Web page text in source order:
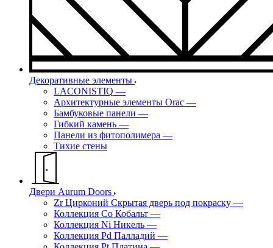
Декоративные элементы
LACONISTIQ —
Архитектурные элементы Orac —
Бамбуковые панели —
Гибкий камень —
Панели из фитополимера —
Тихие стены
Двери Aurum Doors
Zr Цирконий Скрытая дверь под покраску —
Коллекция Co Кобальт —
Коллекция Ni Никель —
Коллекция Pd Палладий —